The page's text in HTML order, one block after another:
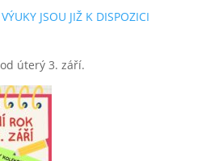
JSOU JIŽ K DISPOZICI
úterý 3. září.